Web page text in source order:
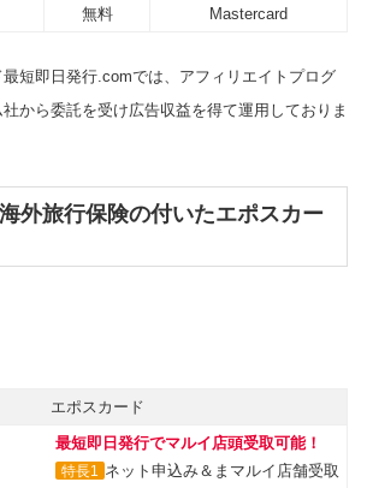
無料 Mastercard
短即日発行.comでは、アフィリエイトプログ
から委託を受け広告収益を得て運用しておりま
外旅行保険の付いたエポスカー
エポスカード
最短即日発行でマルイ店頭受取可能！
特長1 ネット申込み＆まマルイ店舗受取